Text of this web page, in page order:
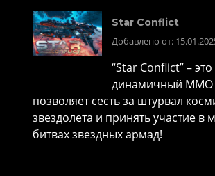
Star Conflict
Добавлено от:
“Star Conflict” –
динамичный
позволяет сесть за штурвал
звездолета и принять участие в
битвах звездных армад!